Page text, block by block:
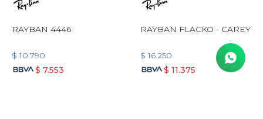
RAYBAN 4446
$ 10.790
$ 7.553
RAYBAN FLACKO - CAREY
$ 16.250
$ 11.375